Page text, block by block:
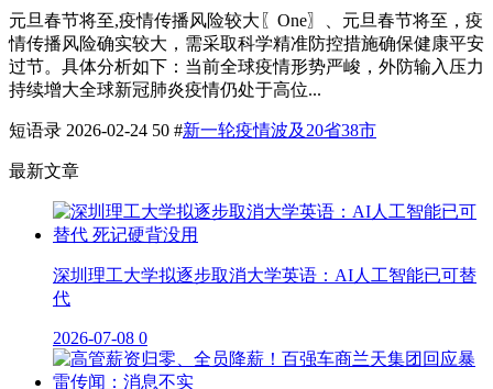
元旦春节将至,疫情传播风险较大〖One〗、元旦春节将至，疫
情传播风险确实较大，需采取科学精准防控措施确保健康平安
过节。具体分析如下：当前全球疫情形势严峻，外防输入压力
持续增大全球新冠肺炎疫情仍处于高位...
短语录 2026-02-24 50 #新一轮疫情波及20省38市
最新文章
深圳理工大学拟逐步取消大学英语：AI人工智能已可替
代
2026-07-08 0